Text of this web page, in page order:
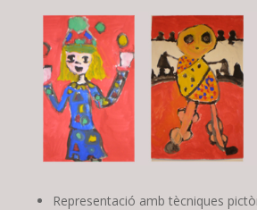
Representació amb tècniques